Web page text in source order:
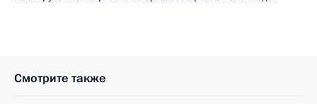
Смотрите также